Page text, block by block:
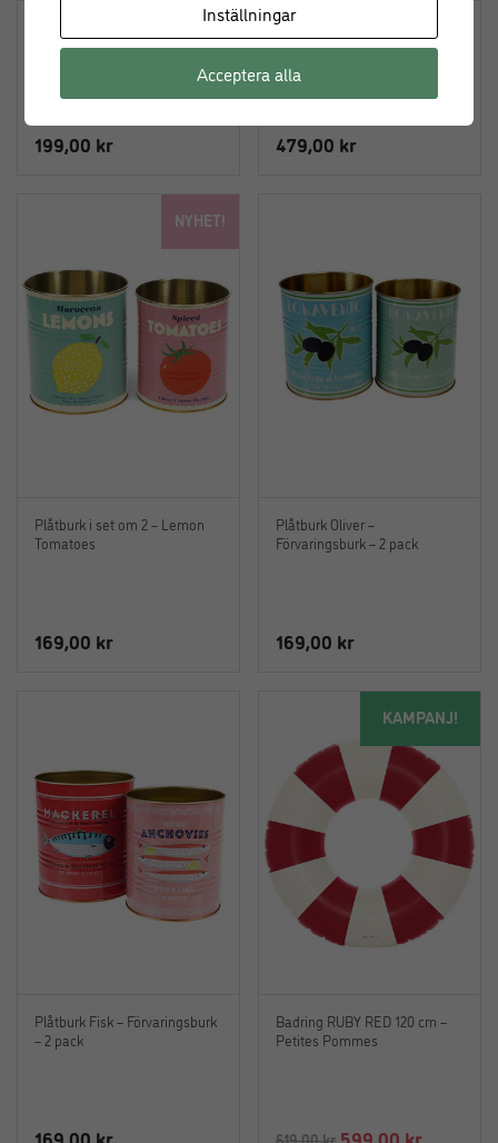
Rosa – Leilas
199,00 kr
Bakplåt Ugnsplåt 30×40 cm –
Gobel
479,00 kr
NYHET!
Plåtburk i set om 2 – Lemon
Tomatoes
169,00 kr
Plåtburk Oliver –
Förvaringsburk – 2 pack
169,00 kr
Plåtburk Fisk – Förvaringsburk
– 2 pack
169,00 kr
KAMPANJ!
Badring RUBY RED 120 cm –
Petites Pommes
Det
599,00 krDet
Inställningar
Acceptera alla